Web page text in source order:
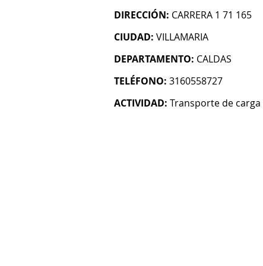
DIRECCIÓN: CARRERA 1 71 165
CIUDAD: VILLAMARIA
DEPARTAMENTO: CALDAS
TELÉFONO: 3160558727
ACTIVIDAD: Transporte de